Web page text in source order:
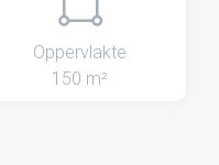
Oppervlakte
150 m²